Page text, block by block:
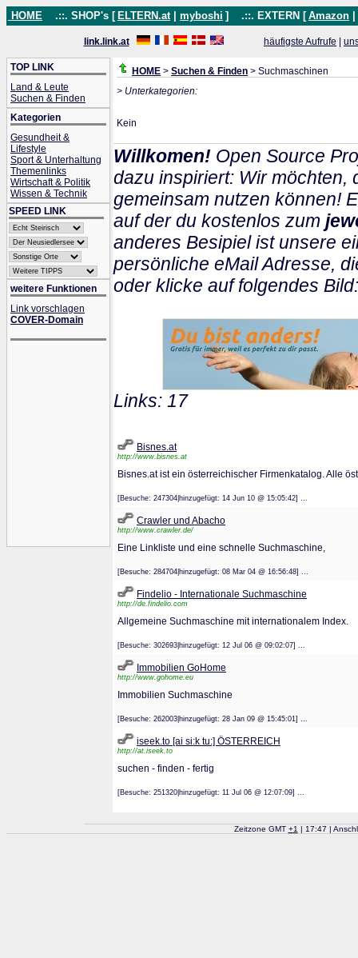
HOME .::. SHOP's [ ELTERN.at myboshi ] .::. EXTERN [ Amazon
link.link.at häufigste Aufrufe
TOP LINK
Land & Leute
Suchen & Finden
Kategorien
Gesundheit &
Lifestyle
Sport & Unterhaltung
Themenlinks
Wirtschaft & Politik
Wissen & Technik
SPEED LINK
weitere Funktionen
Link vorschlagen
COVER-Domain
HOME > Suchen & Finden > Suchmaschinen
> Unterkategorien:
Kein
Willkomen! Open Source
dazu inspiriert: Wir möchten,
gemeinsam nutzen können!
auf der du kostenlos zum
anderes Besipiel ist unsere
persönliche eMail Adresse,
oder klicke auf folgendes Bild:
Links: 17
Bisnes.at
http://www.bisnes.at
Bisnes.at ist ein österreichischer Firmenkatalog. Alle
[Besuche: 247304|hinzugefügt: 14 Jun 10 @ 15:05:42] ...
Crawler und Abacho
http://www.crawler.de/
Eine Linkliste und eine schnelle Suchmaschine,
[Besuche: 284704|hinzugefügt: 08 Mar 04 @ 16:56:48] ...
Findelio - Internationale Suchmaschine
http://de.findelio.com
Allgemeine Suchmaschine mit internationalem Index.
[Besuche: 302693|hinzugefügt: 12 Jul 06 @ 09:02:07] ...
Immobilien GoHome
http://www.gohome.eu
Immobilien Suchmaschine
[Besuche: 262003|hinzugefügt: 28 Jan 09 @ 15:45:01] ...
iseek.to [ai si:k tu:] ÖSTERREICH
http://at.iseek.to
suchen - finden - fertig
[Besuche: 251320|hinzugefügt: 11 Jul 06 @ 12:07:09] ...
Zeitzone GMT +1 | 17:47 |